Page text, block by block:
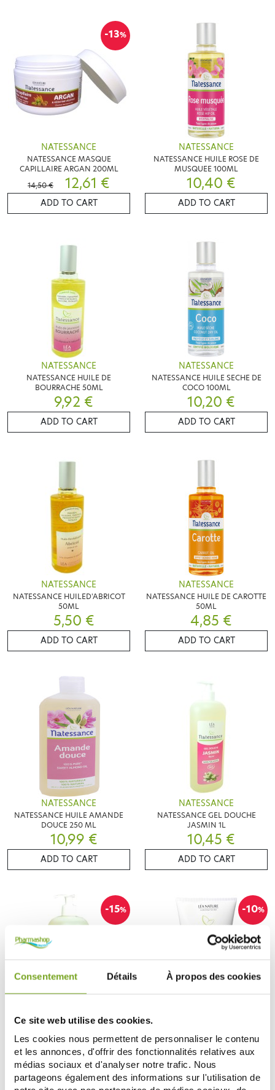
Consentement Détails À propos des cookies
Ce site web utilise des cookies.
Les cookies nous permettent de personnaliser le contenu
et les annonces, d'offrir des fonctionnalités relatives aux
médias sociaux et d'analyser notre trafic. Nous
partageons également des informations sur l'utilisation de
-13%
NATESSANCE
NATESSANCE MASQUE
CAPILLAIRE ARGAN 200ML
14,50 €
12,61 €
ADD TO CART
NATESSANCE
NATESSANCE HUILE ROSE DE
MUSQUEE 100ML
10,40 €
ADD TO CART
NATESSANCE
NATESSANCE HUILE DE
BOURRACHE 50ML
9,92 €
ADD TO CART
NATESSANCE
NATESSANCE HUILE SECHE DE
COCO 100ML
10,20 €
ADD TO CART
NATESSANCE
NATESSANCE HUILED'ABRICOT
50ML
5,50 €
ADD TO CART
NATESSANCE
NATESSANCE HUILE DE CAROTTE
50ML
4,85 €
ADD TO CART
NATESSANCE
NATESSANCE HUILE AMANDE
DOUCE 250 ML
10,99 €
ADD TO CART
NATESSANCE
NATESSANCE GEL DOUCHE
JASMIN 1L
10,45 €
ADD TO CART
-15%
NATESSANCE
NATESSANCE GEL DOUCHE ALOE
VERA FRAICHEUR 1L
8,50 €
7,22 €
ADD TO CART
-10%
NATESSANCE APRES-
SHAMPOOING ARGAN 150ML
9,35 €
8,42 €
ADD TO CART